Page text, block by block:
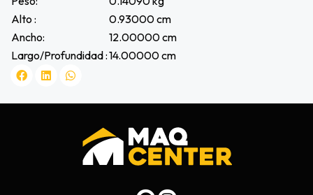
Alto :
0.93000 cm
Ancho:
12.00000 cm
Largo/Profundidad :14.00000 cm